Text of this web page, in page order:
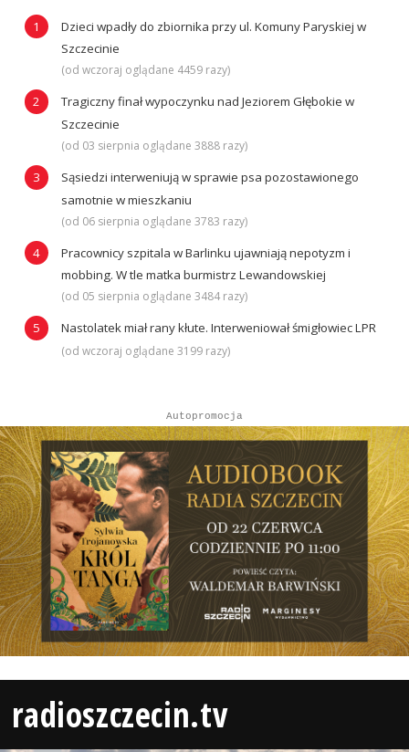
Dzieci wpadły do zbiornika przy ul. Komuny Paryskiej w
Szczecinie
(od wczoraj oglądane 4459 razy)
Tragiczny finał wypoczynku nad Jeziorem Głębokie w
Szczecinie
(od 03 sierpnia oglądane 3888 razy)
Sąsiedzi interweniują w sprawie psa pozostawionego
samotnie w mieszkaniu
(od 06 sierpnia oglądane 3783 razy)
Pracownicy szpitala w Barlinku ujawniają nepotyzm i
mobbing. W tle matka burmistrz Lewandowskiej
(od 05 sierpnia oglądane 3484 razy)
Nastolatek miał rany kłute. Interweniował śmigłowiec LPR
(od wczoraj oglądane 3199 razy)
Autopromocja
radioszczecin.tv